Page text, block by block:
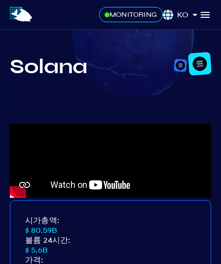
MONITORING KO
Solana
시가총액:
$ 80.59B
볼륨 24시간:
$ 5.6B
가격: